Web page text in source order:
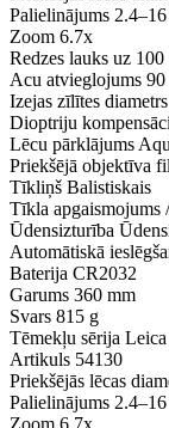
Palielinājums
Zoom 6.7x
Redzes lauks uz 100
Acu atvieglojums 90
Izejas zīlītes diametrs
Dioptriju
Lēcu pārklājums
Priekšējā objektīva
Tīkliņš Balistiskais
Tīkla apgaismojums
Ūdensizturība
Automātiskā
Baterija CR2032
Garums 360 mm
Svars 815 g
Tēmekļu sērija
Artikuls 54130
Priekšējās lēcas
Palielinājums
Zoom 6.7x